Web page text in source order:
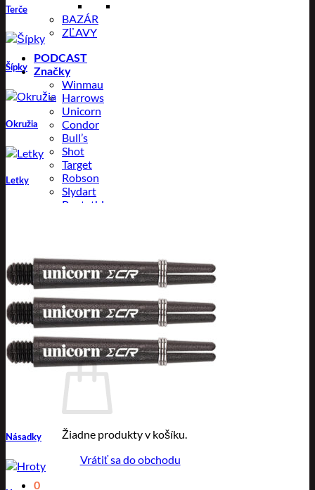
BAZÁR
ZĽAVY
PODCAST
Značky
Winmau
Harrows
Unicorn
Condor
Bull’s
Shot
Target
Robson
Slydart
Pentathlon
L-Style
Dynasty
Ultimate Card
Designa
0
Žiadne produkty v košíku.
Vrátiť sa do obchodu
0
Terče
Šípky
Okružia
Letky
Násadky